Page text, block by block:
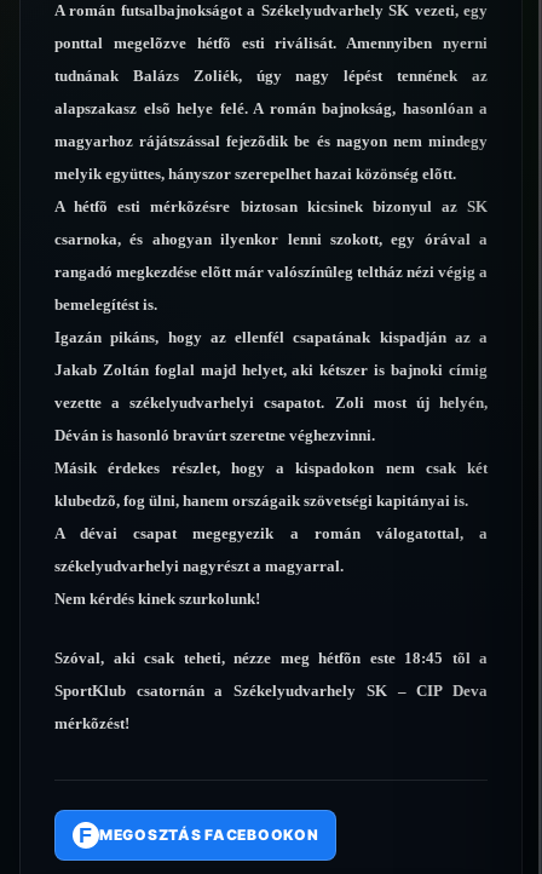
A román futsalbajnokságot a Székelyudvarhely SK vezeti, egy
ponttal megelõzve hétfõ esti riválisát. Amennyiben nyerni
tudnának Balázs Zoliék, úgy nagy lépést tennének az
alapszakasz elsõ helye felé. A román bajnokság, hasonlóan a
magyarhoz rájátszással fejezõdik be és nagyon nem mindegy
melyik együttes, hányszor szerepelhet hazai közönség elõtt.
A hétfõ esti mérkõzésre biztosan kicsinek bizonyul az SK
csarnoka, és ahogyan ilyenkor lenni szokott, egy órával a
rangadó megkezdése elõtt már valószínûleg teltház nézi végig a
bemelegítést is.
Igazán pikáns, hogy az ellenfél csapatának kispadján az a
Jakab Zoltán foglal majd helyet, aki kétszer is bajnoki címig
vezette a székelyudvarhelyi csapatot. Zoli most új helyén,
Déván is hasonló bravúrt szeretne véghezvinni.
Másik érdekes részlet, hogy a kispadokon nem csak két
klubedzõ, fog ülni, hanem országaik szövetségi kapitányai is.
A dévai csapat megegyezik a román válogatottal, a
székelyudvarhelyi nagyrészt a magyarral.
Nem kérdés kinek szurkolunk!
Szóval, aki csak teheti, nézze meg hétfõn este 18:45 tõl a
SportKlub csatornán a Székelyudvarhely SK – CIP Deva
mérkõzést!
F MEGOSZTÁS FACEBOOKON